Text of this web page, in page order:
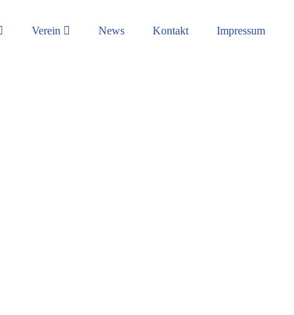
Verein News Kontakt Impressum